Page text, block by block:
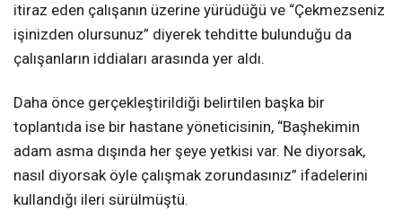
itiraz eden çalışanın üzerine yürüdüğü ve “Çekmezseniz
işinizden olursunuz” diyerek tehditte bulunduğu da
çalışanların iddiaları arasında yer aldı.
Daha önce gerçekleştirildiği belirtilen başka bir
toplantıda ise bir hastane yöneticisinin, “Başhekimin
adam asma dışında her şeye yetkisi var. Ne diyorsak,
nasıl diyorsak öyle çalışmak zorundasınız” ifadelerini
kullandığı ileri sürülmüştü.